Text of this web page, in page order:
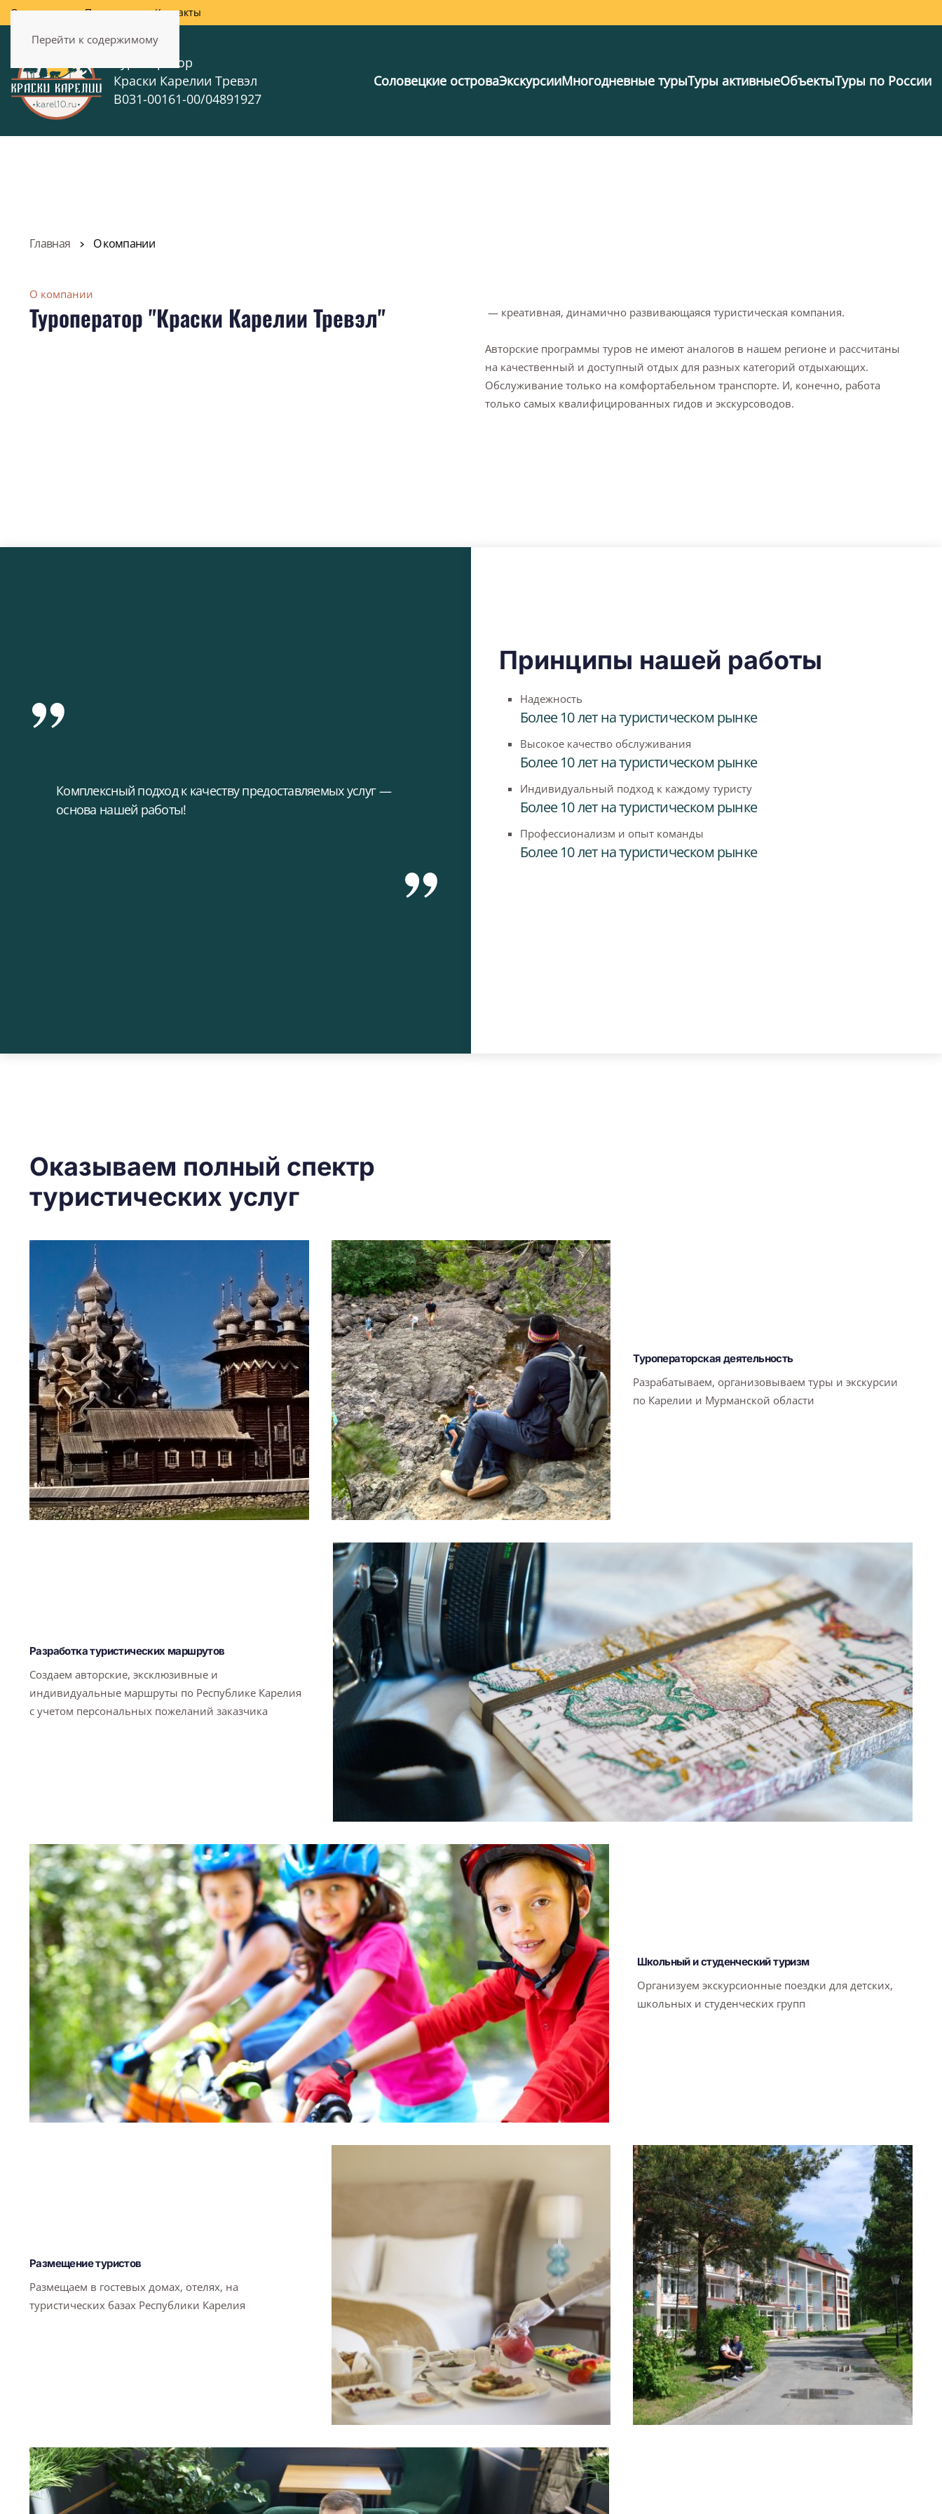
Перейти к содержимому
О компании Партнерам Контакты
Туроператор
Краски Карелии Тревэл
В031-00161-00/04891927
Соловецкие островаЭкскурсииМногодневные турыТуры активныеОбъектыТуры по России
Главная О компании
О компании
Туроператор "Краски Карелии Тревэл" — креативная, динамично развивающаяся туристическая компания.
Авторские программы туров не имеют аналогов в нашем регионе и рассчитаны
на качественный и доступный отдых для разных категорий отдыхающих.
Обслуживание только на комфортабельном транспорте. И, конечно, работа
только самых квалифицированных гидов и экскурсоводов.
Комплексный подход к качеству предоставляемых услуг —
основа нашей работы!
Принципы нашей работы
Надежность
Более 10 лет на туристическом рынке
Высокое качество обслуживания
Более 10 лет на туристическом рынке
Индивидуальный подход к каждому туристу
Более 10 лет на туристическом рынке
Профессионализм и опыт команды
Более 10 лет на туристическом рынке
Оказываем полный спектр
туристических услуг
Туроператорская деятельность
Разрабатываем, организовываем туры и экскурсии
по Карелии и Мурманской области
Разработка туристических маршрутов
Создаем авторские, эксклюзивные и
индивидуальные маршруты по Республике Карелия
с учетом персональных пожеланий заказчика
Школьный и студенческий туризм
Организуем экскурсионные поездки для детских,
школьных и студенческих групп
Размещение туристов
Размещаем в гостевых домах, отелях, на
туристических базах Республики Карелия